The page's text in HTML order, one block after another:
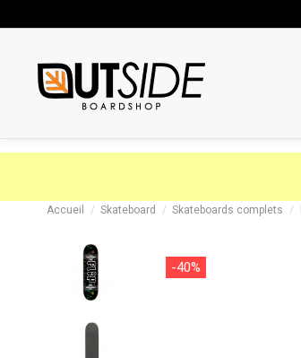
Accueil Skateboard Skateboards complets
-40%